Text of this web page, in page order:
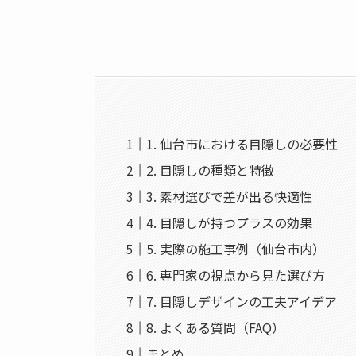
1. 仙台市における目隠しの必要性
2. 目隠しの種類と特徴
3. 素材選びで差が出る快適性
4. 目隠しが持つプラスの効果
5. 実際の施工事例（仙台市内）
6. 専門家の視点から見た選び方
7. 目隠しデザインの工夫アイデア
8. よくある質問（FAQ）